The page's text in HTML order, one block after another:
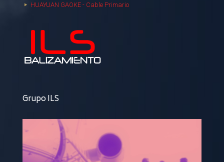
HUAYUAN GAOKE - Cable Primario
Grupo ILS